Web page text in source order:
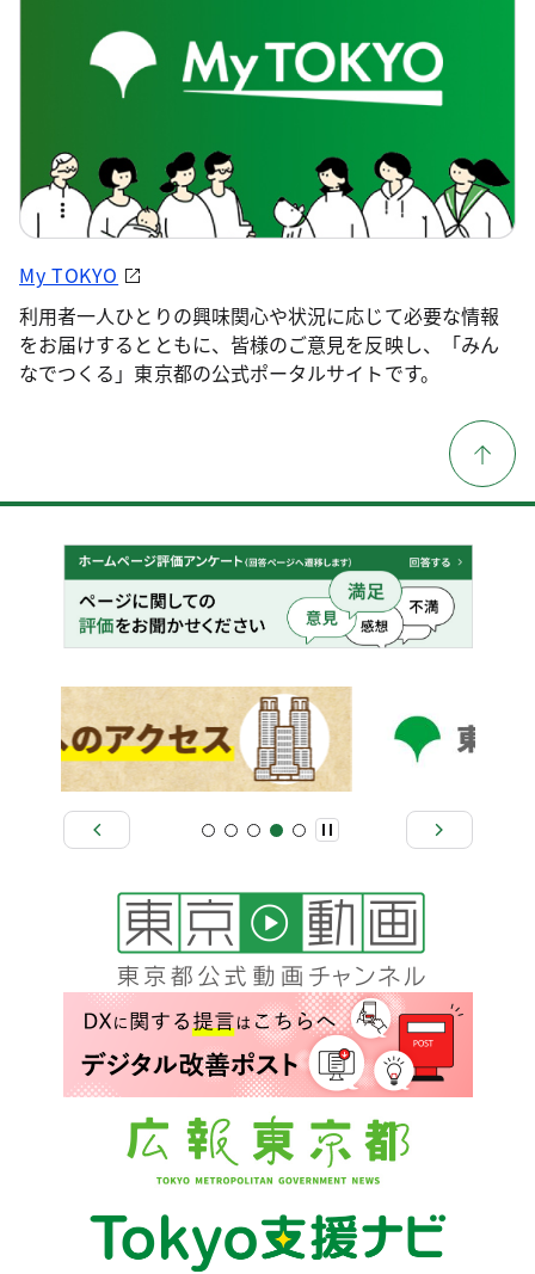
My TOKYO
利用者一人ひとりの興味関心や状況に応じて必要な情報
をお届けするとともに、皆様のご意見を反映し、「みん
なでつくる」東京都の公式ポータルサイトです。